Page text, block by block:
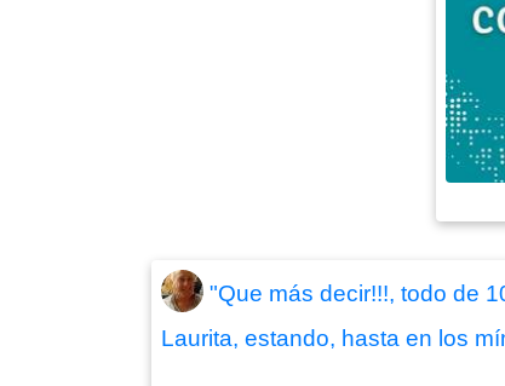
"Que más decir!!!, todo de
Laurita, estando, hasta en los